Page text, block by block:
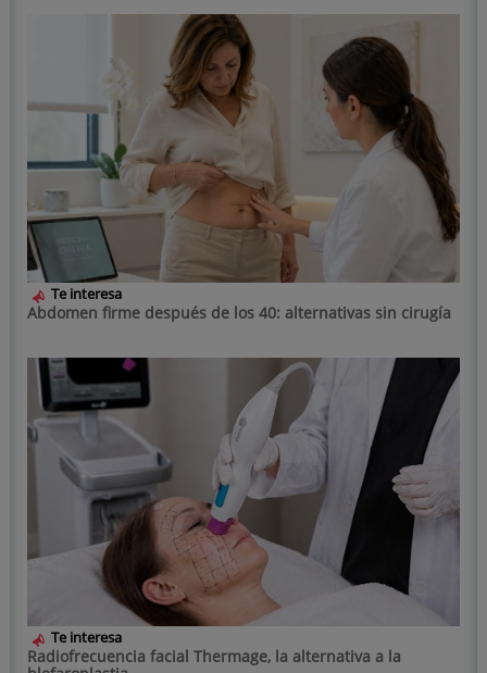
Te interesa
Abdomen firme después de los 40: alternativas sin cirugía
Te interesa
Radiofrecuencia facial Thermage, la alternativa a la